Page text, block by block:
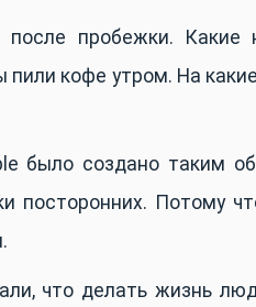
пробежки. Какие
пили кофе утром. На
было создано таким
посторонних. Потому
что делать жизнь